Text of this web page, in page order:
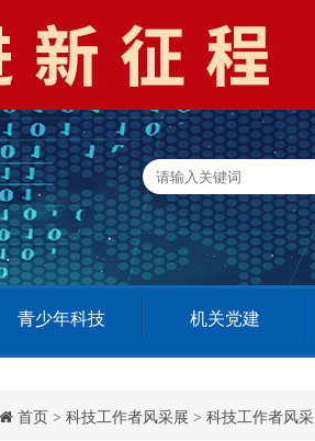
青少年科技 机关党建
首页 > 科技工作者风采展 > 科技工作者风采